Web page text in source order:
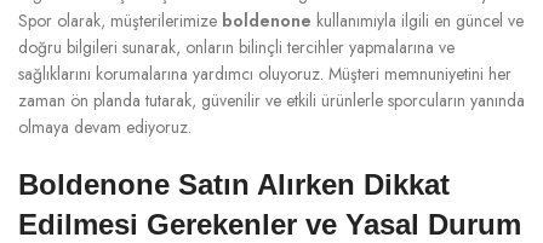
Spor olarak, müşterilerimize boldenone kullanımıyla ilgili en güncel ve
doğru bilgileri sunarak, onların bilinçli tercihler yapmalarına ve
sağlıklarını korumalarına yardımcı oluyoruz. Müşteri memnuniyetini her
zaman ön planda tutarak, güvenilir ve etkili ürünlerle sporcuların yanında
olmaya devam ediyoruz.
Boldenone Satın Alırken Dikkat
Edilmesi Gerekenler ve Yasal Durum